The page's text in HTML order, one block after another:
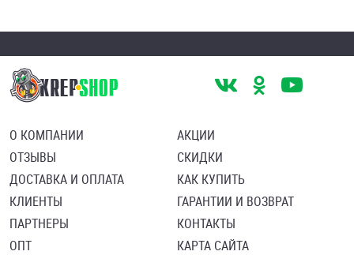
О КОМПАНИИ
ОТЗЫВЫ
ДОСТАВКА И ОПЛАТА
КЛИЕНТЫ
ПАРТНЕРЫ
ОПТ
АКЦИИ
СКИДКИ
КАК КУПИТЬ
ГАРАНТИИ И ВОЗВРАТ
КОНТАКТЫ
КАРТА САЙТА